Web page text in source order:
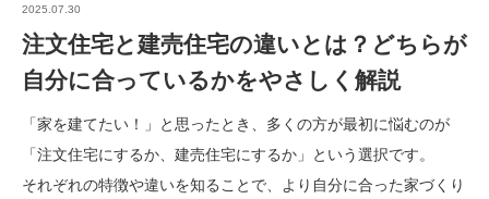
2025.07.30
注文住宅と建売住宅の違いとは？どちらが
自分に合っているかをやさしく解説
「家を建てたい！」と思ったとき、多くの方が最初に悩むのが
「注文住宅にするか、建売住宅にするか」という選択です。
それぞれの特徴や違いを知ることで、より自分に合った家づくり